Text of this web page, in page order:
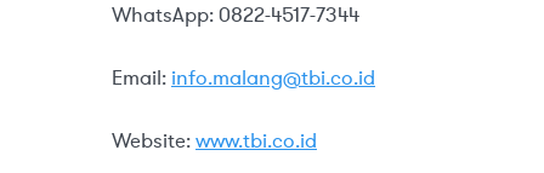
WhatsApp: 0822-4517-7344
Email: info.malang@tbi.co.id
Website:www.tbi.co.id